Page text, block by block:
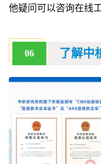
他疑问可以咨询在线
06 了解中